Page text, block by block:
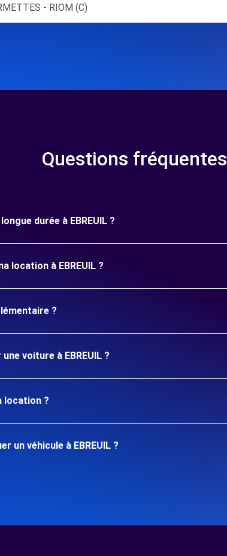
- RIOM (C)
Questions fréquentes
durée à EBREUIL ?
location à EBREUIL ?
?
voiture à EBREUIL ?
location ?
un véhicule à EBREUIL ?